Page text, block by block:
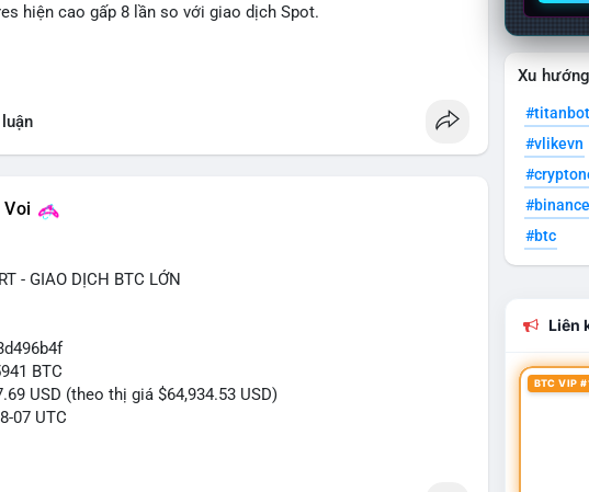
hiện cao gấp 8 lần so với giao dịch Spot.
Voi
- GIAO DỊCH BTC LỚN
BTC
USD (theo thị giá $64,934.53 USD)
07 UTC
gần 30 BTC trị giá gần 2 triệu USD được thực hiện trong một
Xu
#titanbot
#vlikevn
#btc
Liên
BTC VIP